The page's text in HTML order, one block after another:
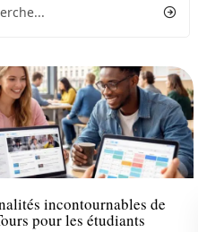
incontournables de
pour les étudiants